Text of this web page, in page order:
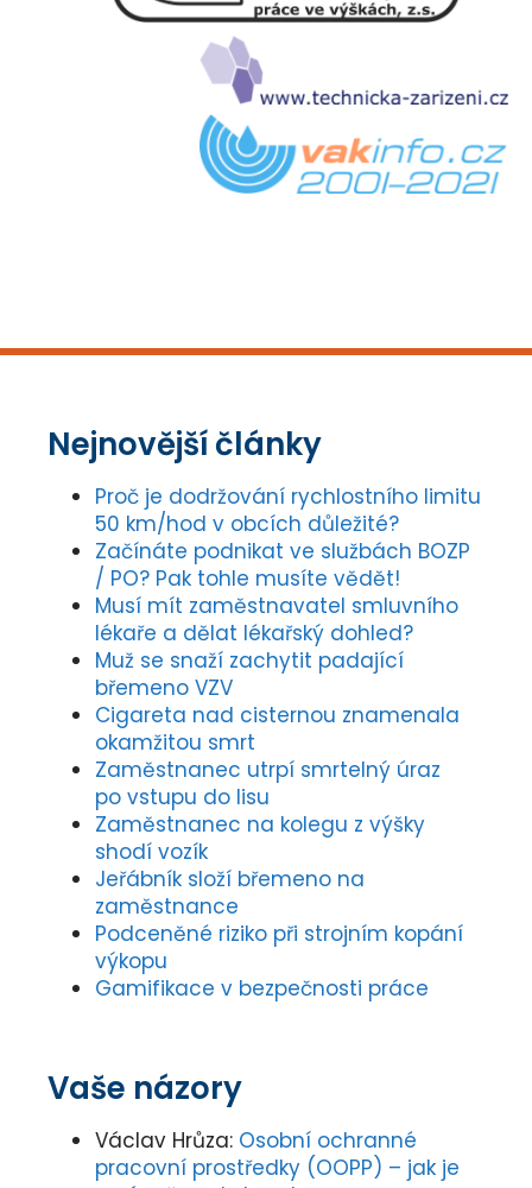
Nejnovější články
Proč je dodržování rychlostního limitu
50 km/hod v obcích důležité?
Začínáte podnikat ve službách BOZP
/ PO? Pak tohle musíte vědět!
Musí mít zaměstnavatel smluvního
lékaře a dělat lékařský dohled?
Muž se snaží zachytit padající
břemeno VZV
Cigareta nad cisternou znamenala
okamžitou smrt
Zaměstnanec utrpí smrtelný úraz
po vstupu do lisu
Zaměstnanec na kolegu z výšky
shodí vozík
Jeřábník složí břemeno na
zaměstnance
Podceněné riziko při strojním kopání
výkopu
Gamifikace v bezpečnosti práce
Vaše názory
Václav Hrůza: Osobní ochranné
pracovní prostředky (OOPP) – jak je